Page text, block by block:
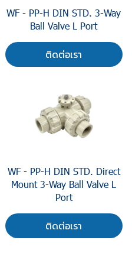
WF - PP-H DIN STD. 3-Way
Ball Valve L Port
ติดต่อเรา
WF - PP-H DIN STD. Direct
Mount 3-Way Ball Valve L
Port
ติดต่อเรา